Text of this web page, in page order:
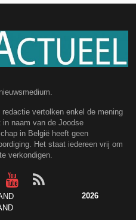
vertolken enkel de mening
naam van de Joodse
in België heeft geen
Het staat iedereen vrij om
verkondigen.
2026